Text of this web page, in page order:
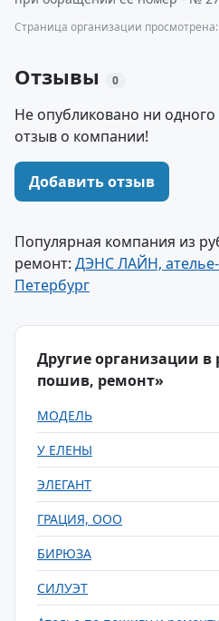
Страница организации
Отзывы 0
Не опубликовано ни
отзыв о компании!
Добавить отзыв
Популярная компания из
ремонт: ДЭНС ЛАЙН,
Петербург
Другие организации
пошив, ремонт»
МОДЕЛЬ
У ЕЛЕНЫ
ЭЛЕГАНТ
ГРАЦИЯ, ООО
БИРЮЗА
СИЛУЭТ